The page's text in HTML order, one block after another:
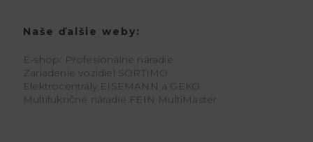
Naše ďalšie weby:
E-shop: Profesionálne náradie
Zariadenie vozidiel SORTIMO
Elektrocentrály EISEMANN a GEKO
Multifuknčné náradie FEIN MultiMaster